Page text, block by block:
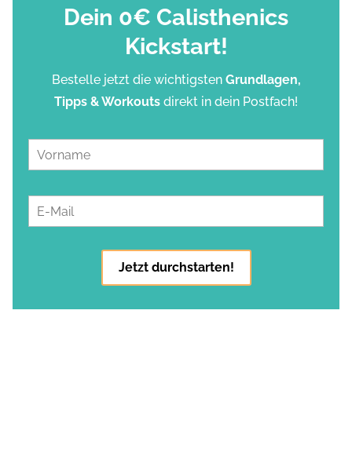
Dein 0€ Calisthenics
Kickstart!
Bestelle jetzt die wichtigsten Grundlagen,
Tipps & Workouts direkt in dein Postfach!